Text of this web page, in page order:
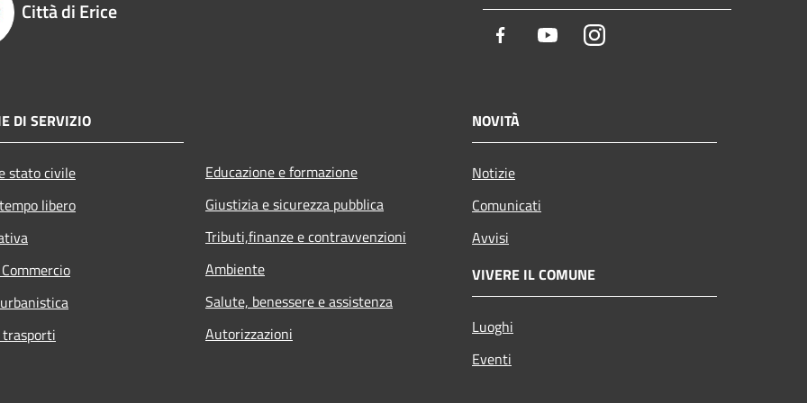
Città di Erice
Facebook YoutubeInstagram
DI SERVIZIO
stato civile
libero
Educazione e formazione
Giustizia e sicurezza pubblica
Tributi,finanze e contravvenzioni
Ambiente
Salute, benessere e assistenza
Autorizzazioni
NOVITÀ
Notizie
Comunicati
Avvisi
VIVERE IL COMUNE
Luoghi
Eventi